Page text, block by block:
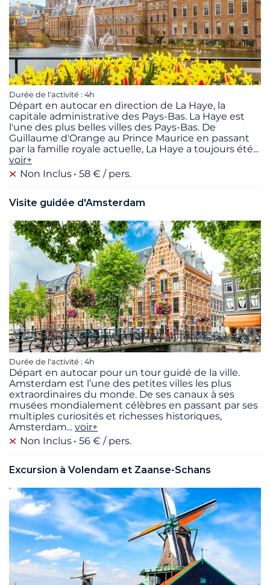
Durée de l'activité : 4h
Départ en autocar en direction de La Haye, la
capitale administrative des Pays-Bas. La Haye est
l'une des plus belles villes des Pays-Bas. De
Guillaume d'Orange au Prince Maurice en passant
par la famille royale actuelle, La Haye a toujours été...
voir+
Non Inclus
58 € / pers.
Visite guidée d'Amsterdam
Durée de l'activité : 4h
Départ en autocar pour un tour guidé de la ville.
Amsterdam est l’une des petites villes les plus
extraordinaires du monde. De ses canaux à ses
musées mondialement célèbres en passant par ses
multiples curiosités et richesses historiques,
Amsterdam... voir+
Non Inclus
56 € / pers.
Excursion à Volendam et Zaanse-Schans